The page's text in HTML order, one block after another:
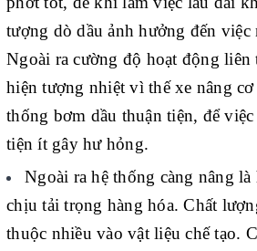
tượng dò dầu ảnh hưởng đến việc
Ngoài ra cường độ hoạt động liên
hiện tượng nhiệt vì thế xe nâng
thống bơm dầu thuận tiện, để
tiện ít gây hư hỏng.
Ngoài ra hệ thống càng nâng
chịu tải trọng hàng hóa. Chất
thuộc nhiều vào vật liệu chế tạo.